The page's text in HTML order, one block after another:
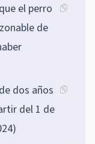
el perro
de
dos años
del 1 de